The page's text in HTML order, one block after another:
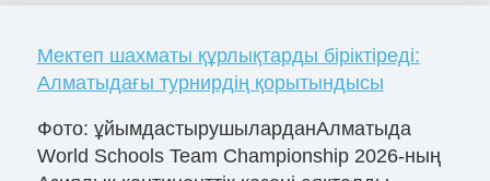
Мектеп шахматы құрлықтарды біріктіреді:
Алматыдағы турнирдің қорытындысы
Фото: ұйымдастырушыларданАлматыда
World Schools Team Championship 2026-ның